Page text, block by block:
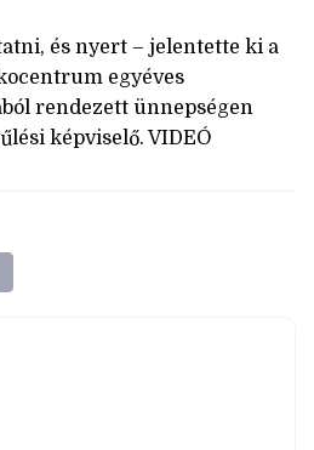
és nyert – jelentette ki a
egyéves
rendezett ünnepségen
képviselő. VIDEÓ